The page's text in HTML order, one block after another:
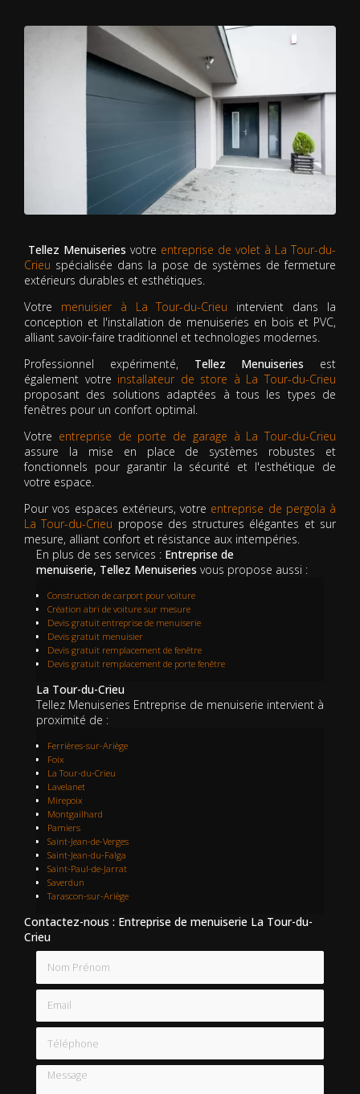
Tellez Menuiseries votre entreprise de volet à La Tour-du-
Crieu spécialisée dans la pose de systèmes de fermeture
extérieurs durables et esthétiques.
Votre menuisier à La Tour-du-Crieu intervient dans la
conception et l'installation de menuiseries en bois et PVC,
alliant savoir-faire traditionnel et technologies modernes.
Professionnel expérimenté, Tellez Menuiseries est
également votre installateur de store à La Tour-du-Crieu
proposant des solutions adaptées à tous les types de
fenêtres pour un confort optimal.
Votre entreprise de porte de garage à La Tour-du-Crieu
assure la mise en place de systèmes robustes et
fonctionnels pour garantir la sécurité et l'esthétique de
votre espace.
Pour vos espaces extérieurs, votre entreprise de pergola à
La Tour-du-Crieu propose des structures élégantes et sur
mesure, alliant confort et résistance aux intempéries.
En plus de ses services : Entreprise de
menuiserie, Tellez Menuiseries vous propose aussi :
Construction de carport pour voiture
Création abri de voiture sur mesure
Devis gratuit entreprise de menuiserie
Devis gratuit menuisier
Devis gratuit remplacement de fenêtre
Devis gratuit remplacement de porte fenêtre
La Tour-du-Crieu
Tellez Menuiseries Entreprise de menuiserie intervient à
proximité de :
Ferrières-sur-Ariège
Foix
La Tour-du-Crieu
Lavelanet
Mirepoix
Montgailhard
Pamiers
Saint-Jean-de-Verges
Saint-Jean-du-Falga
Saint-Paul-de-Jarrat
Saverdun
Tarascon-sur-Ariège
Contactez-nous : Entreprise de menuiserie La Tour-du-
Crieu
Email
Téléphone
Message